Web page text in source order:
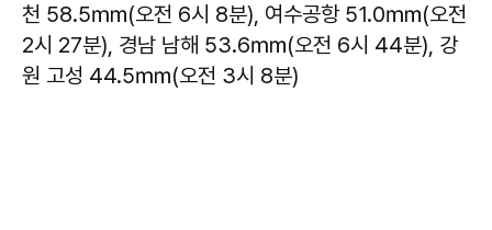
천 58.5㎜(오전 6시 8분), 여수공항 51.0㎜(오전
2시 27분), 경남 남해 53.6㎜(오전 6시 44분), 강
원 고성 44.5㎜(오전 3시 8분)